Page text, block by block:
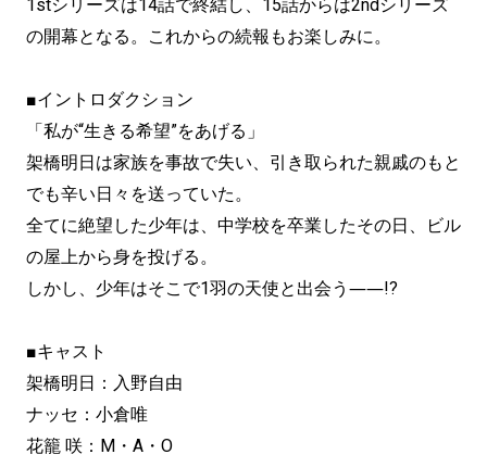
1stシリーズは14話で終結し、15話からは2ndシリーズ
の開幕となる。これからの続報もお楽しみに。
■イントロダクション
「私が“生きる希望”をあげる」
架橋明日は家族を事故で失い、引き取られた親戚のもと
でも辛い日々を送っていた。
全てに絶望した少年は、中学校を卒業したその日、ビル
の屋上から身を投げる。
しかし、少年はそこで1羽の天使と出会う――!?
■キャスト
架橋明日：入野自由
ナッセ：小倉唯
花籠 咲：M・A・O